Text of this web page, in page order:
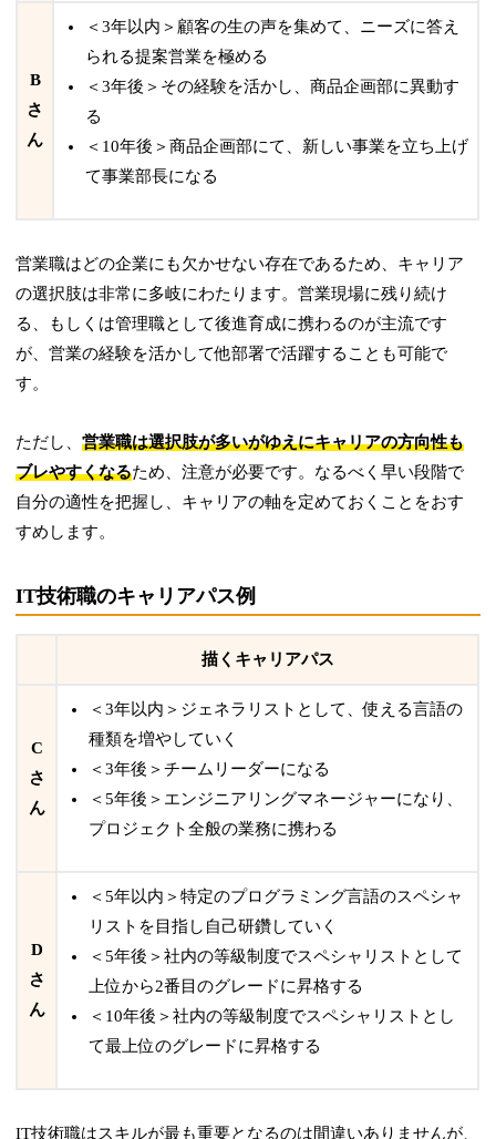
B
さ
ん
＜3年以内＞顧客の生の声を集めて、ニーズに答え
られる提案営業を極める
＜3年後＞その経験を活かし、商品企画部に異動す
る
＜10年後＞商品企画部にて、新しい事業を立ち上げ
て事業部長になる
営業職はどの企業にも欠かせない存在であるため、キャリア
の選択肢は非常に多岐にわたります。営業現場に残り続け
る、もしくは管理職として後進育成に携わるのが主流です
が、営業の経験を活かして他部署で活躍することも可能で
す。
ただし、営業職は選択肢が多いがゆえにキャリアの方向性も
ブレやすくなるため、注意が必要です。なるべく早い段階で
自分の適性を把握し、キャリアの軸を定めておくことをおす
すめします。
IT技術職のキャリアパス例
描くキャリアパス
C
さ
ん
＜3年以内＞ジェネラリストとして、使える言語の
種類を増やしていく
＜3年後＞チームリーダーになる
＜5年後＞エンジニアリングマネージャーになり、
プロジェクト全般の業務に携わる
D
さ
ん
＜5年以内＞特定のプログラミング言語のスペシャ
リストを目指し自己研鑽していく
＜5年後＞社内の等級制度でスペシャリストとして
上位から2番目のグレードに昇格する
＜10年後＞社内の等級制度でスペシャリストとし
て最上位のグレードに昇格する
IT技術職はスキルが最も重要となるのは間違いありませんが、